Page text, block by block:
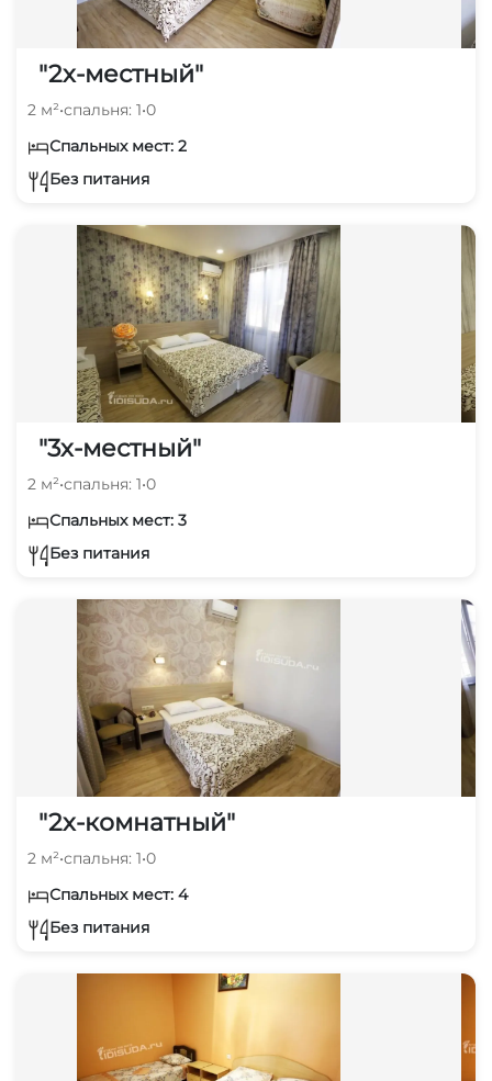
"2х-местный"
2 м²•спальня: 1•0
Спальных мест: 2
Без питания
"3х-местный"
2 м²•спальня: 1•0
Спальных мест: 3
Без питания
"2х-комнатный"
2 м²•спальня: 1•0
Спальных мест: 4
Без питания